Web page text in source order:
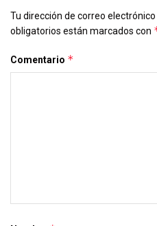
Tu dirección de correo electrónico
obligatorios están marcados con
Comentario *